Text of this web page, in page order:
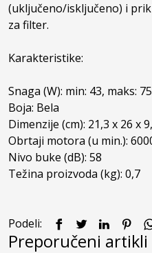
(uključeno/isključeno) i
za filter.
Karakteristike:
Snaga (W): min: 43, maks: 75
Boja: Bela
Dimenzije (cm): 21,3 x 26 x
Obrtaji motora (u min.):
Nivo buke (dB): 58
Težina proizvoda (kg): 0,7
Podeli:
Preporučeni artikli